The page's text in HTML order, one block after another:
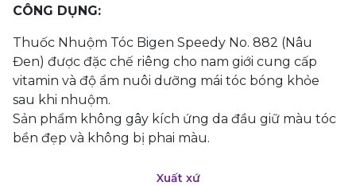
CÔNG DỤNG:
Thuốc Nhuộm Tóc Bigen Speedy No. 882 (Nâu
Đen) được đặc chế riêng cho nam giới cung cấp
vitamin và độ ẩm nuôi dưỡng mái tóc bóng khỏe
sau khi nhuộm.
Sản phẩm không gây kích ứng da đầu giữ màu tóc
bền đẹp và không bị phai màu.
Xuất xứ